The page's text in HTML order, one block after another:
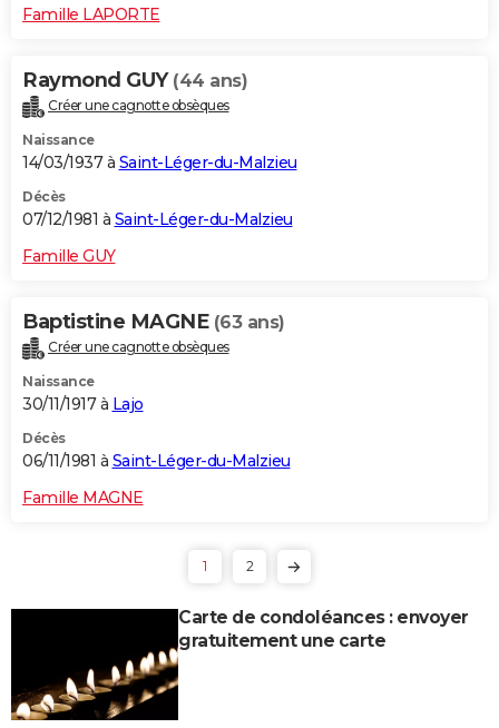
Famille LAPORTE
Raymond GUY (44 ans)
Créer une cagnotte obsèques
Naissance
14/03/1937 à Saint-Léger-du-Malzieu
Décès
07/12/1981 à Saint-Léger-du-Malzieu
Famille GUY
Baptistine MAGNE (63 ans)
Créer une cagnotte obsèques
Naissance
30/11/1917 à Lajo
Décès
06/11/1981 à Saint-Léger-du-Malzieu
Famille MAGNE
1 2
Carte de condoléances : envoyer
gratuitement une carte